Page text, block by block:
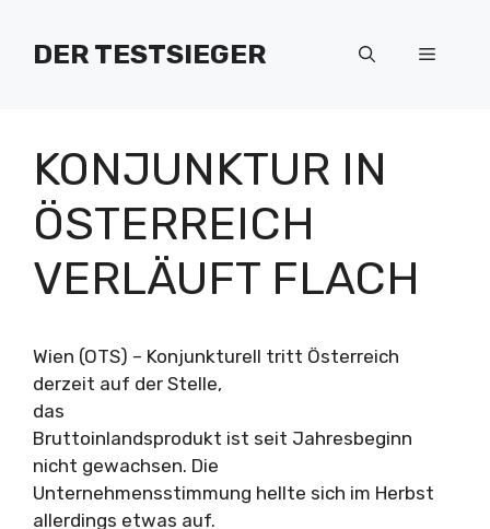
Inhalt
springenDER TESTSIEGER Menü
KONJUNKTUR IN
ÖSTERREICH
VERLÄUFT FLACH
Wien (OTS) – Konjunkturell tritt Österreich
derzeit auf der Stelle,
das
Bruttoinlandsprodukt ist seit Jahresbeginn
nicht gewachsen. Die
Unternehmensstimmung hellte sich im Herbst
allerdings etwas auf.